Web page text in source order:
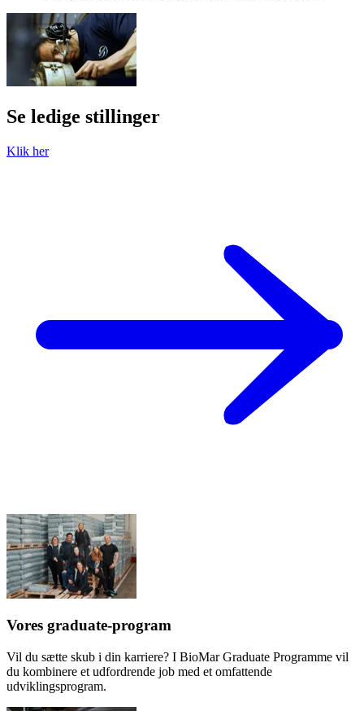
Se ledige stillinger
Klik her
Vores graduate-program
Vil du sætte skub i din karriere? I BioMar Graduate Programme vil
du kombinere et udfordrende job med et omfattende
udviklingsprogram.